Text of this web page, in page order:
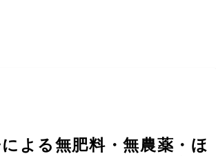
よる無肥料・無農薬・ほ